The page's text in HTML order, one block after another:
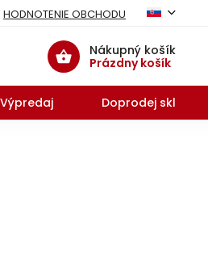
HODNOTENIE OBCHODU
Nákupný košík
Prázdny košík
Výpredaj Doprodej skladu